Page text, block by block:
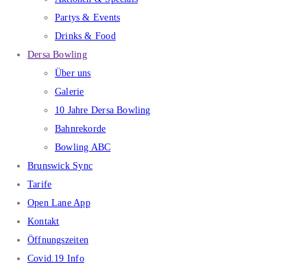
Partys & Events
Drinks & Food
Dersa Bowling
Über uns
Galerie
10 Jahre Dersa Bowling
Bahnrekorde
Bowling ABC
Brunswick Sync
Tarife
Open Lane App
Kontakt
Öffnungszeiten
Covid.19 Info